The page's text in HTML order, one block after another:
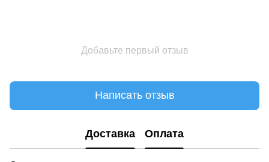
Добавьте первый отзыв
Написать отзыв
Доставка Оплата